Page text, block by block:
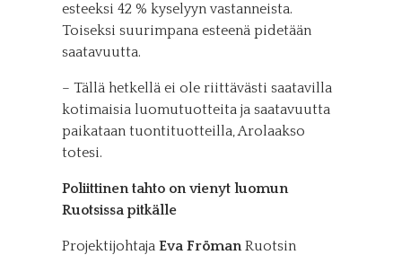
esteeksi 42 % kyselyyn vastanneista.
Toiseksi suurimpana esteenä pidetään
saatavuutta.
– Tällä hetkellä ei ole riittävästi saatavilla
kotimaisia luomutuotteita ja saatavuutta
paikataan tuontituotteilla, Arolaakso
totesi.
Poliittinen tahto on vienyt luomun
Ruotsissa pitkälle
Projektijohtaja Eva FrömanRuotsin